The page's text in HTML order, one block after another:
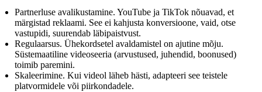
Partnerluse avalikustamine. YouTube ja TikTok nõuavad, et
märgistad reklaami. See ei kahjusta konversioone, vaid, otse
vastupidi, suurendab läbipaistvust.
Regulaarsus. Ühekordsetel avaldamistel on ajutine mõju.
Süstemaatiline videoseeria (arvustused, juhendid, boonused)
toimib paremini.
Skaleerimine. Kui videol läheb hästi, adapteeri see teistele
platvormidele või piirkondadele.